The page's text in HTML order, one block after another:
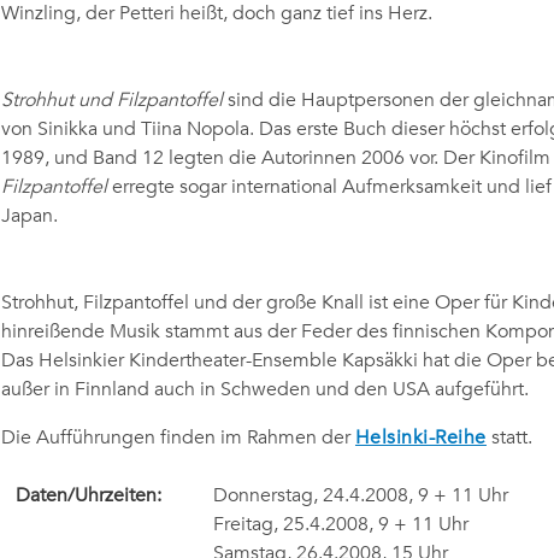
Winzling, der Petteri heißt, doch ganz tief ins Herz.
Strohhut und Filzpantoffelsind die Hauptpersonen der
von Sinikka und Tiina Nopola. Das erste Buch dieser höchst
1989, und Band 12 legten die Autorinnen 2006 vor. Der Kinofilm
Filzpantoffelerregte sogar international Aufmerksamkeit und
Japan.
Strohhut, Filzpantoffel und der große Knall ist eine Oper für
hinreißende Musik stammt aus der Feder des finnischen
Das Helsinkier Kindertheater-Ensemble Kapsäkki hat die Oper
außer in Finnland auch in Schweden und den USA aufgeführt.
Die Aufführungen finden im Rahmen der Helsinki-Reihe statt.
Daten/Uhrzeiten:
Donnerstag, 24.4.2008, 9 + 11 Uhr
Freitag, 25.4.2008, 9 + 11 Uhr
Samstag, 26.4.2008, 15 Uhr